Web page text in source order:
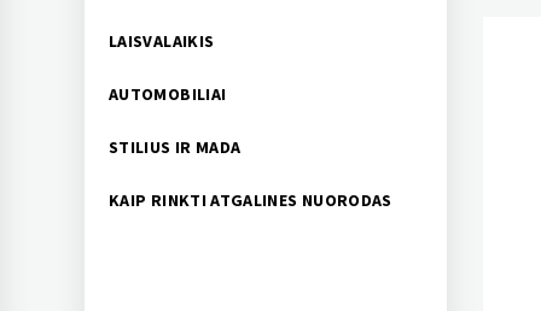
LAISVALAIKIS
AUTOMOBILIAI
STILIUS IR MADA
KAIP RINKTI ATGALINES NUORODAS